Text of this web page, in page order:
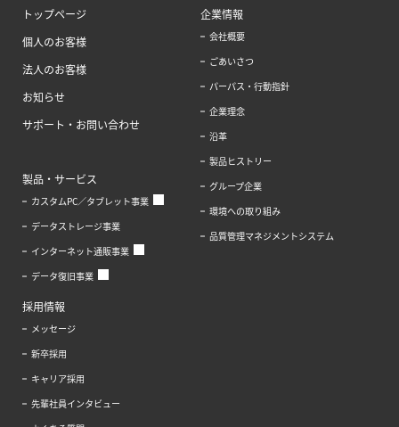
トップページ
個人のお客様
法人のお客様
お知らせ
サポート・お問い合わせ
製品・サービス
カスタムPC／タブレット事業
データストレージ事業
インターネット通販事業
データ復旧事業
企業情報
会社概要
ごあいさつ
パーパス・行動指針
企業理念
沿革
製品ヒストリー
グループ企業
環境への取り組み
品質管理マネジメントシステム
採用情報
メッセージ
新卒採用
キャリア採用
先輩社員インタビュー